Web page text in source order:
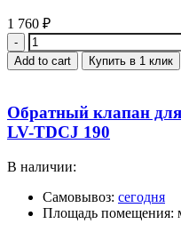
1 760 ₽
Quantity
Add to cart Купить в 1 клик
Обратный клапан
LV-TDCJ 190
В наличии:
Самовывоз: сегодня
Площадь помещения: